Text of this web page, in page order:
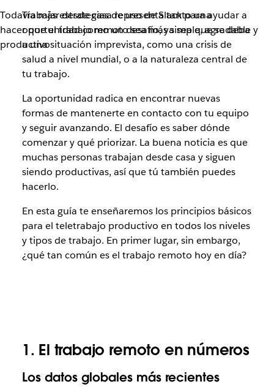
Todavía más estrategias de uso de Slack para ayudar a
hacer que el trabajo remoto sea más simple, agradable y
productivo
Trabajar desde casa representa tanto una
oportunidad como un desafío, ya sea que se deba
a una situación imprevista, como una crisis de
salud a nivel mundial, o a la naturaleza central de
tu trabajo.
La oportunidad radica en encontrar nuevas
formas de mantenerte en contacto con tu equipo
y seguir avanzando. El desafío es saber dónde
comenzar y qué priorizar. La buena noticia es que
muchas personas trabajan desde casa y siguen
siendo productivas, así que tú también puedes
hacerlo.
En esta guía te enseñaremos los principios básicos
para el teletrabajo productivo en todos los niveles
y tipos de trabajo. En primer lugar, sin embargo,
¿qué tan común es el trabajo remoto hoy en día?
1. El trabajo remoto en números
Los datos globales más recientes